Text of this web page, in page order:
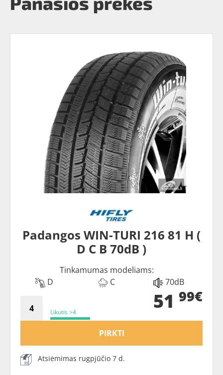
Padangos WIN-TURI 216 81 H (
D C B 70dB )
Tinkamumas modeliams:
D
C 70dB
Likutis >4 51 99€
PIRKTI
Atsiėmimas rugpjūčio 7 d.